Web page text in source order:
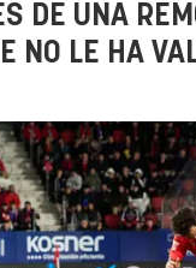
DE UNA
NO LE HA